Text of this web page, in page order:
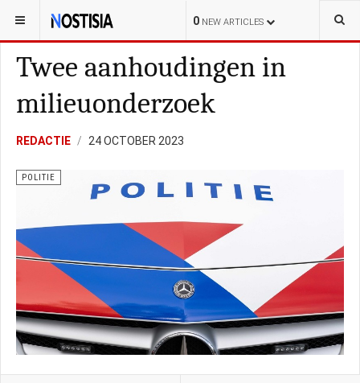
0 NEW ARTICLES
YOU ARE HERE: NEDERLAND POLITIEK
Twee aanhoudingen in
milieuonderzoek
REDACTIE 24 OCTOBER 2023
POLITIE